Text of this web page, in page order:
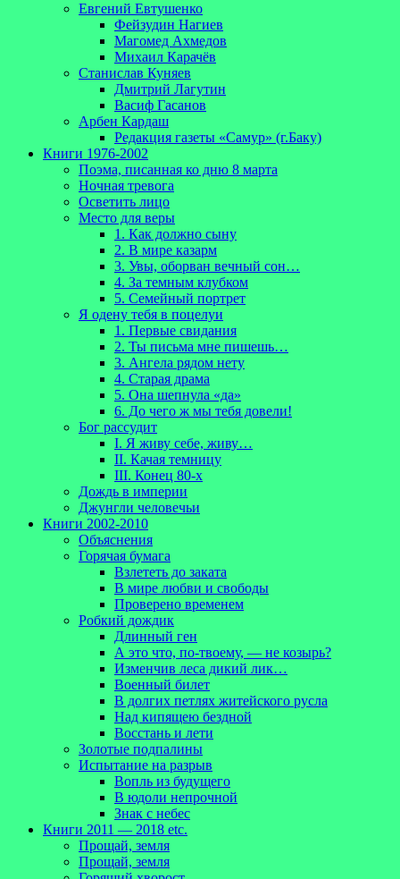
Евгений Евтушенко
Фейзудин Нагиев
Магомед Ахмедов
Михаил Карачёв
Станислав Куняев
Дмитрий Лагутин
Васиф Гасанов
Арбен Кардаш
Редакция газеты «Самур» (г.Баку)
Книги 1976-2002
Поэма, писанная ко дню 8 марта
Ночная тревога
Осветить лицо
Место для веры
1. Как должно сыну
2. В мире казарм
3. Увы, оборван вечный сон…
4. За темным клубком
5. Семейный портрет
Я одену тебя в поцелуи
1. Первые свидания
2. Ты письма мне пишешь…
3. Ангела рядом нету
4. Старая драма
5. Она шепнула «да»
6. До чего ж мы тебя довели!
Бог рассудит
I. Я живу себе, живу…
II. Качая темницу
III. Конец 80-х
Дождь в империи
Джунгли человечьи
Книги 2002-2010
Объяснения
Горячая бумага
Взлететь до заката
В мире любви и свободы
Проверено временем
Робкий дождик
Длинный ген
А это что, по-твоему, — не козырь?
Изменчив леса дикий лик…
Военный билет
В долгих петлях житейского русла
Над кипящею бездной
Восстань и лети
Золотые подпалины
Испытание на разрыв
Вопль из будущего
В юдоли непрочной
Знак с небес
Книги 2011 — 2018 etc.
Прощай, земля
Прощай, земля